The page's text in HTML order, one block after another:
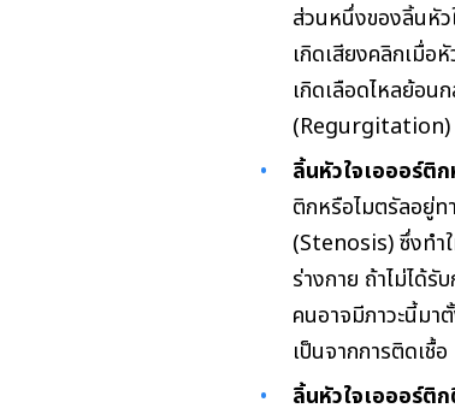
ส่วนหนึ่งของลิ้นหัว
เกิดเสียงคลิกเมื่อ
เกิดเลือดไหลย้อน
(Regurgitation)
ลิ้นหัวใจเอออร์ติ
ติกหรือไมตรัลอยู่ท
(Stenosis) ซึ่งทำ
ร่างกาย ถ้าไม่ได้รั
คนอาจมีภาวะนี้มา
เป็นจากการติดเ
ลิ้นหัวใจเอออร์ติ